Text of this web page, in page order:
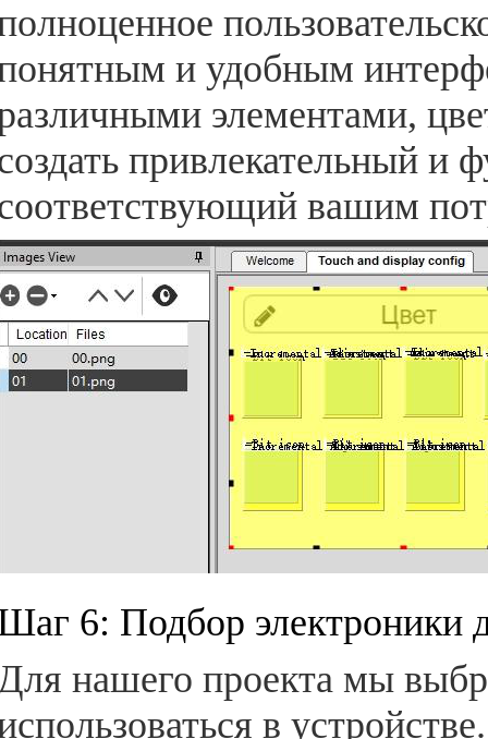
и удобным
элементами,
привлекательный и
вашим
6: Подбор электроники
нашего проекта мы
в